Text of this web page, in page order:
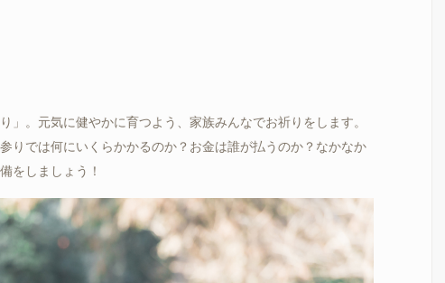
。元気に健やかに育つよう、家族みんなでお祈りをします。
りでは何にいくらかかるのか？お金は誰が払うのか？なかなか
をしましょう！